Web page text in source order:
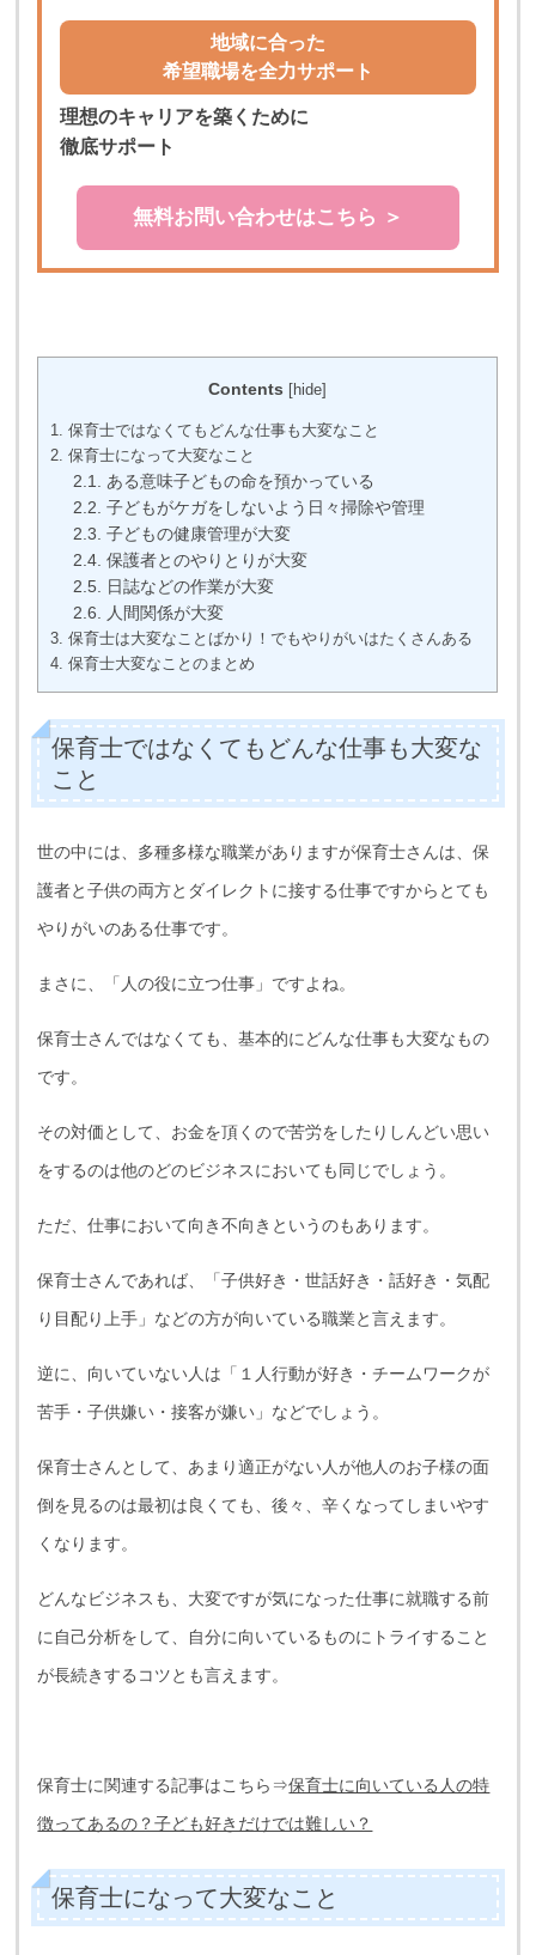
地域に合った
希望職場を全力サポート
理想のキャリアを築くために
徹底サポート
無料お問い合わせはこちら ＞
Contents hide
1. 保育士ではなくてもどんな仕事も大変なこと
2. 保育士になって大変なこと
2.1. ある意味子どもの命を預かっている
2.2. 子どもがケガをしないよう日々掃除や管理
2.3. 子どもの健康管理が大変
2.4. 保護者とのやりとりが大変
2.5. 日誌などの作業が大変
2.6. 人間関係が大変
3. 保育士は大変なことばかり！でもやりがいはたくさんある
4. 保育士大変なことのまとめ
保育士ではなくてもどんな仕事も大変な
こと
世の中には、多種多様な職業がありますが保育士さんは、保
護者と子供の両方とダイレクトに接する仕事ですからとても
やりがいのある仕事です。
まさに、「人の役に立つ仕事」ですよね。
保育士さんではなくても、基本的にどんな仕事も大変なもの
です。
その対価として、お金を頂くので苦労をしたりしんどい思い
をするのは他のどのビジネスにおいても同じでしょう。
ただ、仕事において向き不向きというのもあります。
保育士さんであれば、「子供好き・世話好き・話好き・気配
り目配り上手」などの方が向いている職業と言えます。
逆に、向いていない人は「１人行動が好き・チームワークが
苦手・子供嫌い・接客が嫌い」などでしょう。
保育士さんとして、あまり適正がない人が他人のお子様の面
倒を見るのは最初は良くても、後々、辛くなってしまいやす
くなります。
どんなビジネスも、大変ですが気になった仕事に就職する前
に自己分析をして、自分に向いているものにトライすること
が長続きするコツとも言えます。
保育士に関連する記事はこちら⇒保育士に向いている人の特
徴ってあるの？子ども好きだけでは難しい？
保育士になって大変なこと